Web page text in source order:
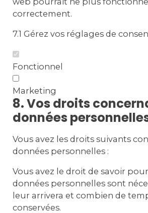
correctement.
7.1 Gérez vos réglages de
Fonctionnel
Marketing
8. Vos droits
données
Vous avez les droits suivants
données personnelles :
Vous avez le droit de savoir
données personnelles sont
leur arrivera et combien de
conservées.